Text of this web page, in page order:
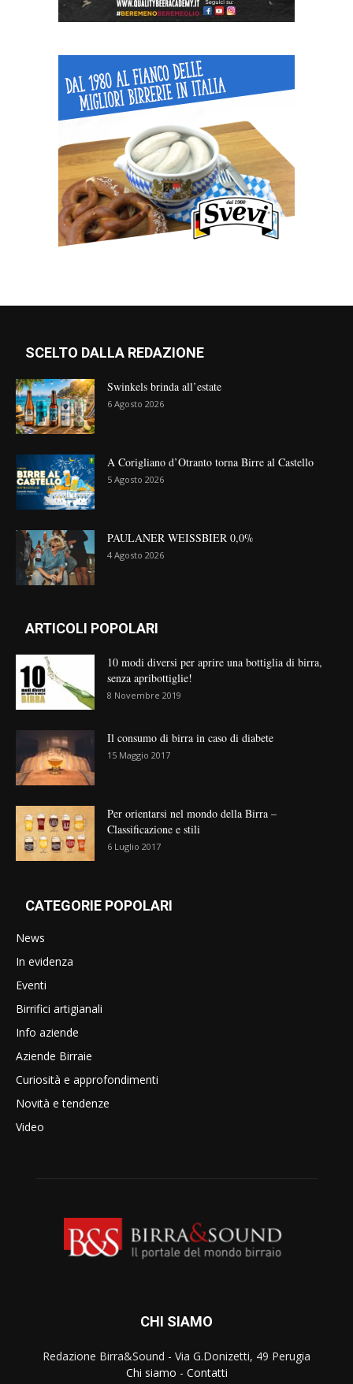
SCELTO DALLA REDAZIONE
Swinkels brinda all’estate
6 Agosto 2026
A Corigliano d’Otranto torna Birre al Castello
5 Agosto 2026
PAULANER WEISSBIER 0,0%
4 Agosto 2026
ARTICOLI POPOLARI
10 modi diversi per aprire una bottiglia di birra,
senza apribottiglie!
8 Novembre 2019
Il consumo di birra in caso di diabete
15 Maggio 2017
Per orientarsi nel mondo della Birra –
Classificazione e stili
6 Luglio 2017
CATEGORIE POPOLARI
News
In evidenza
Eventi
Birrifici artigianali
Info aziende
Aziende Birraie
Curiosità e approfondimenti
Novità e tendenze
Video
CHI SIAMO
Redazione Birra&Sound - Via G.Donizetti, 49 Perugia
Chi siamo - Contatti